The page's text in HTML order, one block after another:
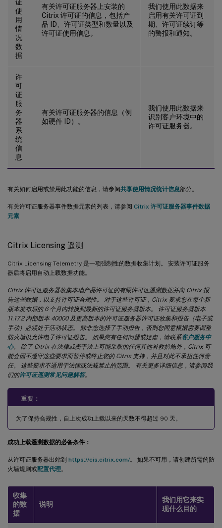
证
使
用
情
况
数
据
有关许可证服务器上安装的
Citrix 许可证的信息，包括产
品 ID、许可证类型和数量以及
许可证使用信息。
我们使用此数据来
启用有关许可证到
期、许可证续订等
的警报和通知。
许
可
证
服
务
器
系
统
信
息
有关许可证服务器的信息（例
如硬件 ID）。
我们使用此数据来
识别客户环境中的
许可证服务器。
有关如何启用或禁用此功能的信息，请参阅共享使用情况统计信息部分。
有关许可证服务器事件数据元素的列表，请参阅 Citrix 许可证服务器事件数据
元素
Citrix Licensing 遥测
Citrix Licensing Telemetry 是一项强制性的数据收集计划。 安装许可证服务
器后将启用自动上载数据功能。
Citrix 许可证服务器收集本地产品许可证的有限许可证遥测数据并向 Citrix 报
告这些数据，以支持许可证合规性。 对于这些许可证，Citrix 要求您在每个新
版本发布后的 6 个月内转换到最新的许可证服务器版本。 许可证服务器版本
11.17.2 内部版本 40000 及更高版本的许可证服务器许可证收集和报告（电子或
手动）必须处于活动状态。 除非您选择了手动报告，否则您同意根据需要调整
防火墙以允许电子许可证报告。 如果您有任何问题或疑虑，请联系客户服务中
心。 除了 Citrix 在法律或衡平法上可能采取的任何其他补救措施外，Citrix 可
能会因不遵守这些要求而暂停或终止您的 Citrix 支持，并且对此不承担任何责
任。 这些要求不适用于法律或法规禁止的范围。 有关更多详细信息，请参阅我
们的许可证遥测常见问题解答。
重要：
为了保持合规性，自上次成功上载以来的天数不得超过 90 天。
成功上载遥测数据的必备条件：
从许可证服务器出站到 https://cis.citrix.com/。 如果不可用，请创建所需的防
火墙规则或配置代理。
收集
的数
据
说明
我们用它来实
现什么目的